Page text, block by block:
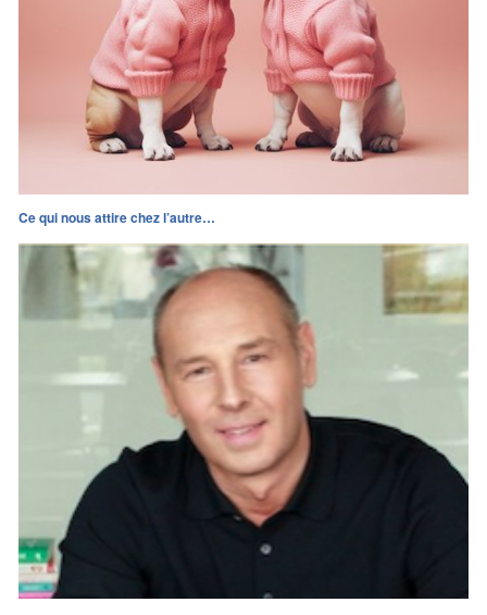
Ce qui nous attire chez l’autre…